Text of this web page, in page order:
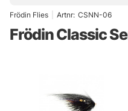
Frödin Flies Artnr: CSNN-06
Frödin Classic